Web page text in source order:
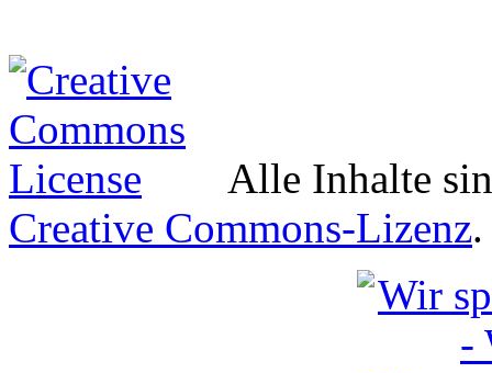
Alle Inhalte
Creative Commons-Lizenz.